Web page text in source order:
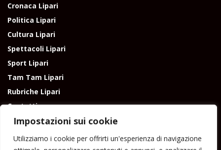
Impostazioni sui cookie
Utilizziamo i cookie per offrirti un'esperienza di navigazione
Cronaca Lipari
Politica Lipari
Cultura Lipari
Spettacoli Lipari
Sport Lipari
Tam Tam Lipari
Rubriche Lipari
Contatti